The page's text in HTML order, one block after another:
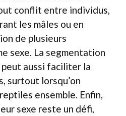
conflit entre individus,
les mâles ou en
de plusieurs
sexe. La segmentation
aussi faciliter la
surtout lorsqu’on
ensemble. Enfin,
sexe reste un défi,